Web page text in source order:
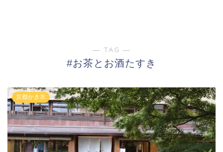
― TAG ―
#お茶とお酒たすき
京都かき氷